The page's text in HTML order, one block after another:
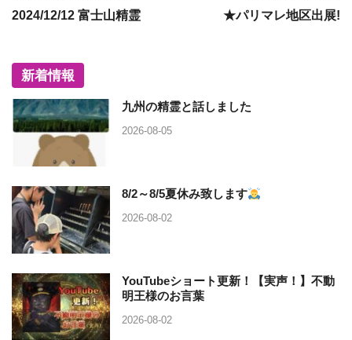
2024/12/12 富士山精霊 ★パリマレ地区出展!
新着情報
九州の精霊と話しました
2026-08-05
8/2～8/5夏休み致します
2026-08-02
YouTubeショート更新！【実声！】不動
明王様のお言葉
2026-08-02